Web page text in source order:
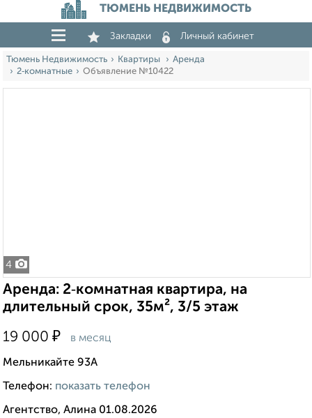
ТЮМЕНЬ НЕДВИЖИМОСТЬ
Закладки Личный кабинет
Тюмень Недвижимость Квартиры
Аренда
2‑комнатные
Объявление №10422
4
Аренда: 2‑комнатная квартира, на
длительный срок, 35м², 3/5 этаж
19 000 ₽ в месяц
Мельникайте 93А
Телефон: показать телефон
Агентство, Алина 01.08.2026